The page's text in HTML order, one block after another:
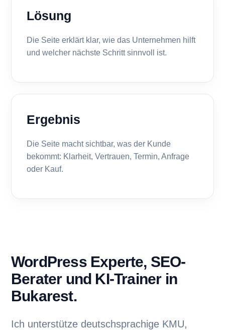
Lösung
Die Seite erklärt klar, wie das Unternehmen hilft
und welcher nächste Schritt sinnvoll ist.
Ergebnis
Die Seite macht sichtbar, was der Kunde
bekommt: Klarheit, Vertrauen, Termin, Anfrage
oder Kauf.
WordPress Experte, SEO-
Berater und KI-Trainer in
Bukarest.
Ich unterstütze deutschsprachige KMU,